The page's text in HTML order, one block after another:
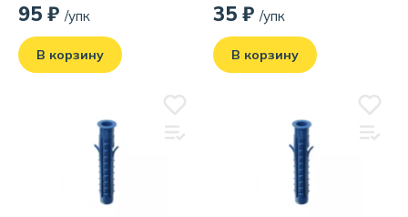
95 ₽ /упк
В корзину
35 ₽ /упк
В корзину